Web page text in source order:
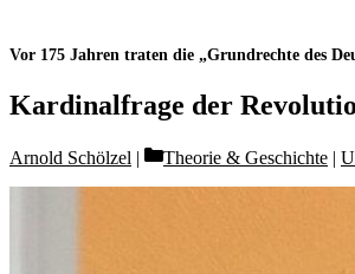
Vor 175 Jahren traten die „Grundrechte des
Kardinalfrage der
Arnold Schölzel Categories
Theorie & Geschichte |